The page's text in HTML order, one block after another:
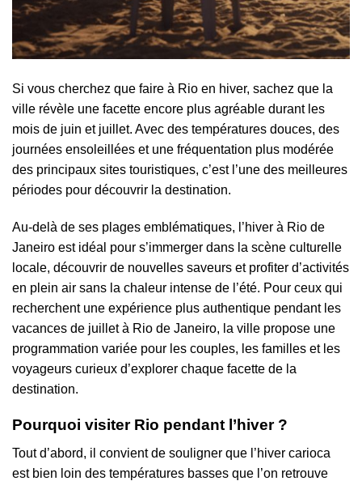
Si vous cherchez que faire à Rio en hiver, sachez que la
ville révèle une facette encore plus agréable durant les
mois de juin et juillet. Avec des températures douces, des
journées ensoleillées et une fréquentation plus modérée
des principaux sites touristiques, c’est l’une des meilleures
périodes pour découvrir la destination.
Au-delà de ses plages emblématiques, l’hiver à Rio de
Janeiro est idéal pour s’immerger dans la scène culturelle
locale, découvrir de nouvelles saveurs et profiter d’activités
en plein air sans la chaleur intense de l’été. Pour ceux qui
recherchent une expérience plus authentique pendant les
vacances de juillet à Rio de Janeiro, la ville propose une
programmation variée pour les couples, les familles et les
voyageurs curieux d’explorer chaque facette de la
destination.
Pourquoi visiter Rio pendant l’hiver ?
Tout d’abord, il convient de souligner que l’hiver carioca
est bien loin des températures basses que l’on retrouve